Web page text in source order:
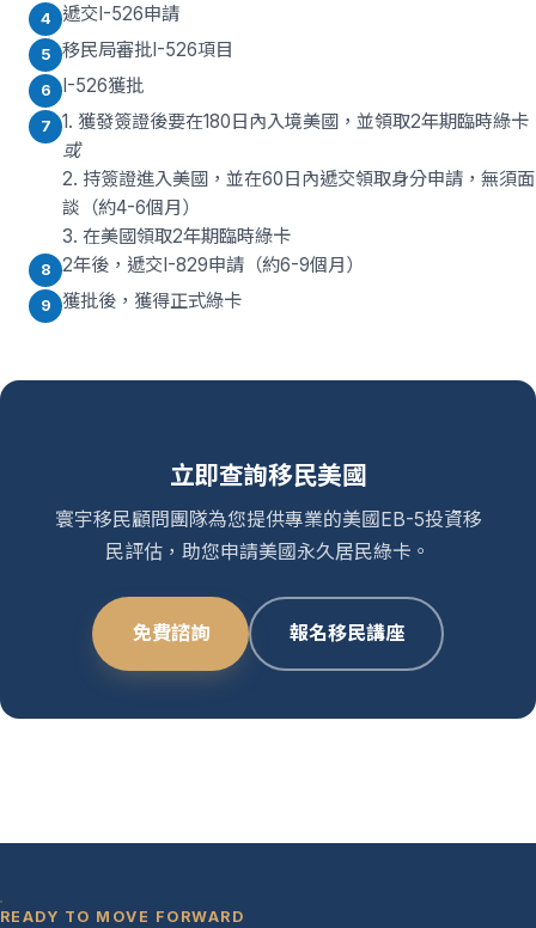
4 遞交I-526申請
5 移民局審批I-526項目
6 I-526獲批
7
1. 獲發簽證後要在180日內入境美國，並領取2年期臨時綠卡
或
2. 持簽證進入美國，並在60日內遞交領取身分申請，無須面
談（約4-6個月）
3. 在美國領取2年期臨時綠卡
8 2年後，遞交I-829申請（約6-9個月）
9 獲批後，獲得正式綠卡
立即查詢移民美國
寰宇移民顧問團隊為您提供專業的美國EB-5投資移
民評估，助您申請美國永久居民綠卡。
免費諮詢 報名移民講座
READY TO MOVE FORWARD